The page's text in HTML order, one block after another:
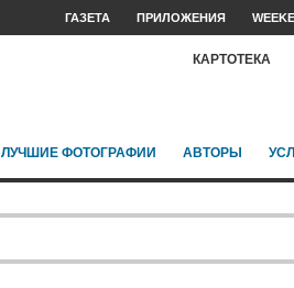
ГАЗЕТА ПРИЛОЖЕНИЯ
КАРТОТЕКА
ЛУЧШИЕ ФОТОГРАФИИ АВТОРЫ